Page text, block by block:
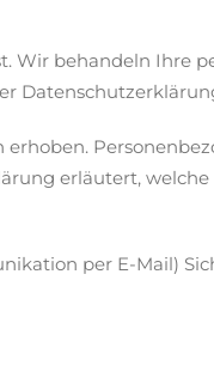
Wir behandeln Ihre
erläutert,
per E-Mail)